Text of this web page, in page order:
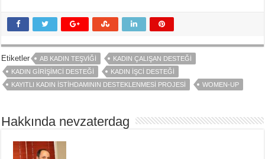
Etiketler AB KADIN TEŞVIĞI
KADIN ÇALIŞAN DESTEĞI
KADIN GIRIŞIMCI DESTEĞI
KADIN İŞCI DESTEĞI
KAYITLI KADIN İSTIHDAMININ DESTEKLENMESI PROJESI
WOMEN-UP
Hakkında nevzaterdag